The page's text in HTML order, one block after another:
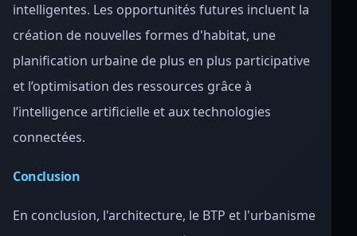
intelligentes. Les opportunités futures incluent la
création de nouvelles formes d'habitat, une
planification urbaine de plus en plus participative
et l’optimisation des ressources grâce à
l’intelligence artificielle et aux technologies
connectées.
Conclusion
En conclusion, l'architecture, le BTP et l'urbanisme